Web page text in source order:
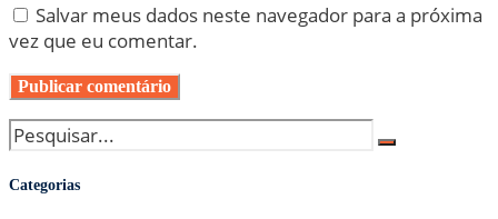
Salvar meus dados neste navegador para a próxima
vez que eu comentar.
Categorias